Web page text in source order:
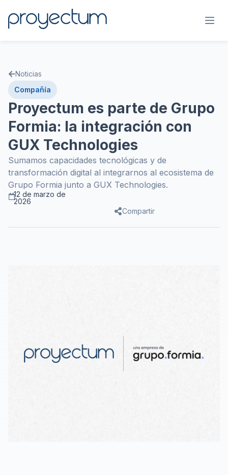
Noticias
Compañía
Proyectum es parte de Grupo
Formia: la integración con
GUX Technologies
Sumamos capacidades tecnológicas y de
transformación digital al integrarnos al ecosistema de
Grupo Formia junto a GUX Technologies.
12 de marzo de
2026
Compartir